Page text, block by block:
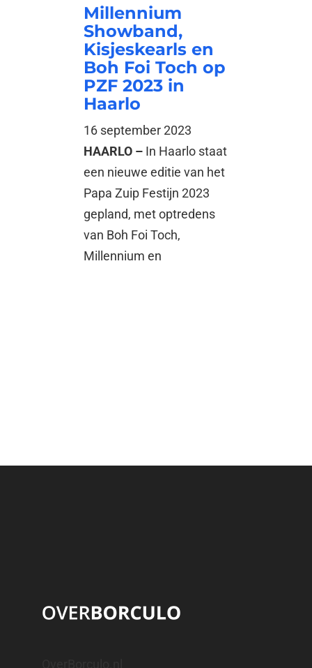
Millennium
Showband,
Kisjeskearls en
Boh Foi Toch op
PZF 2023 in
Haarlo
16 september 2023
HAARLO – In Haarlo staat
een nieuwe editie van het
Papa Zuip Festijn 2023
gepland, met optredens
van Boh Foi Toch,
Millennium en